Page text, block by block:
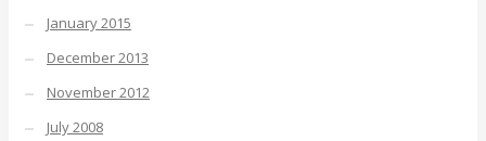
January 2015
December 2013
November 2012
July 2008